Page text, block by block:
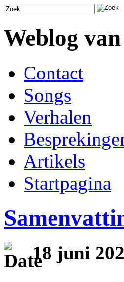
Weblog
Contact
Songs
Verhalen
Artikels
Startpagina
18 juni